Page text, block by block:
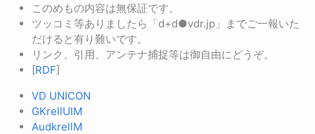
このめもの内容は無保証です。
ツッコミ等ありましたら「d+d●vdr.jp」までご一報いた
だけると有り難いです。
リンク、引用、アンテナ捕捉等は御自由にどうぞ。
[RDF]
VD UNICON
GKrellUIM
AudkrellM